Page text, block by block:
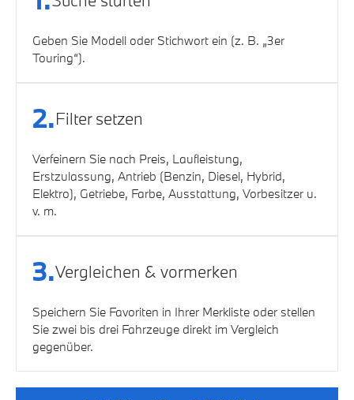
Geben Sie Modell oder Stichwort ein (z. B. „3er
Touring“).
2.Filter setzen
Verfeinern Sie nach Preis, Laufleistung,
Erstzulassung, Antrieb (Benzin, Diesel, Hybrid,
Elektro), Getriebe, Farbe, Ausstattung, Vorbesitzer u.
v. m.
3.Vergleichen & vormerken
Speichern Sie Favoriten in Ihrer Merkliste oder stellen
Sie zwei bis drei Fahrzeuge direkt im Vergleich
gegenüber.